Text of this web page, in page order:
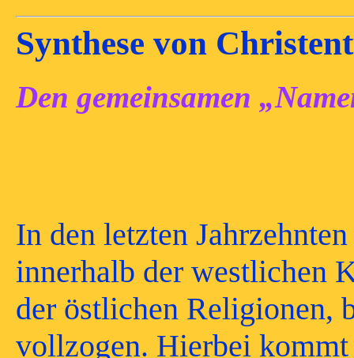
Synthese von
Den gemeinsamen
In den letzten
innerhalb der westlichen
der östlichen Religionen,
vollzogen. Hierbei